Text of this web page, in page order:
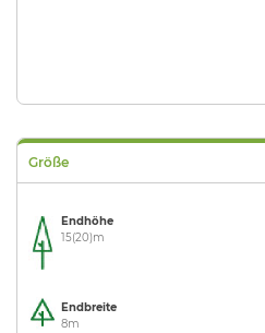
Größe
Endhöhe
15(20)m
Endbreite
8m